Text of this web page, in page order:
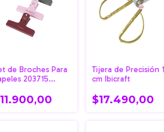
de Broches Para
203715
Tijera de Precisión
cm Ibicraft
$17.490,00